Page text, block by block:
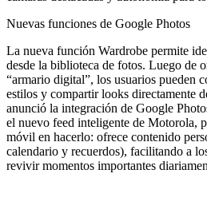
Nuevas funciones de Google Photos
La nueva función Wardrobe permite
desde la biblioteca de fotos. Luego de
“armario digital”, los usuarios pueden
estilos y compartir looks directamente
anunció la integración de Google
el nuevo feed inteligente de Motorola,
móvil en hacerlo: ofrece contenido
calendario y recuerdos), facilitando a
revivir momentos importantes